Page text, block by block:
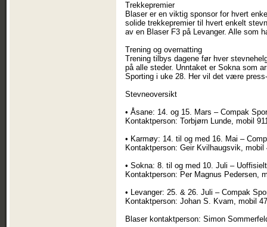
Trekkepremier
Blaser er en viktig sponsor for hvert
solide trekkepremier til hvert enkelt
av en Blaser F3 på Levanger. Alle som
Trening og overnatting
Trening tilbys dagene før hver
på alle steder. Unntaket er Sokna som
Sporting i uke 28. Her vil det være
Stevneoversikt
• Åsane: 14. og 15. Mars – Compak
Kontaktperson: Torbjørn Lunde, mobil
• Karmøy: 14. til og med 16. Mai –
Kontaktperson: Geir Kvilhaugsvik, mobil
• Sokna: 8. til og med 10. Juli –
Kontaktperson: Per Magnus Pedersen,
• Levanger: 25. & 26. Juli – Compak
Kontaktperson: Johan S. Kvam, mobil
Blaser kontaktperson: Simon